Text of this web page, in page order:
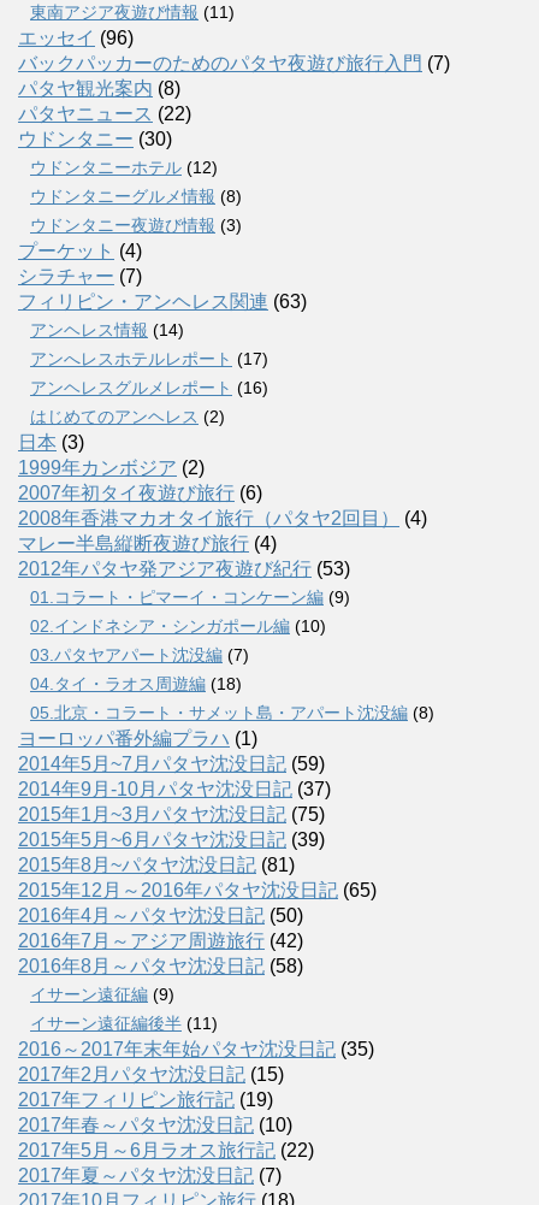
東南アジア夜遊び情報 (11)
エッセイ (96)
バックパッカーのためのパタヤ夜遊び旅行入門 (7)
パタヤ観光案内 (8)
パタヤニュース (22)
ウドンタニー (30)
ウドンタニーホテル (12)
ウドンタニーグルメ情報 (8)
ウドンタニー夜遊び情報 (3)
プーケット (4)
シラチャー (7)
フィリピン・アンヘレス関連 (63)
アンヘレス情報 (14)
アンへレスホテルレポート (17)
アンヘレスグルメレポート (16)
はじめてのアンヘレス (2)
日本 (3)
1999年カンボジア (2)
2007年初タイ夜遊び旅行 (6)
2008年香港マカオタイ旅行（パタヤ2回目）
(4)
マレー半島縦断夜遊び旅行 (4)
2012年パタヤ発アジア夜遊び紀行 (53)
01.コラート・ピマーイ・コンケーン編 (9)
02.インドネシア・シンガポール編 (10)
03.パタヤアパート沈没編 (7)
04.タイ・ラオス周遊編 (18)
05.北京・コラート・サメット島・アパート沈没編 (8)
ヨーロッパ番外編プラハ (1)
2014年5月~7月パタヤ沈没日記 (59)
2014年9月-10月パタヤ沈没日記 (37)
2015年1月~3月パタヤ沈没日記 (75)
2015年5月~6月パタヤ沈没日記 (39)
2015年8月~パタヤ沈没日記 (81)
2015年12月～2016年パタヤ沈没日記 (65)
2016年4月～パタヤ沈没日記 (50)
2016年7月～アジア周遊旅行 (42)
2016年8月～パタヤ沈没日記 (58)
イサーン遠征編 (9)
イサーン遠征編後半 (11)
2016～2017年末年始パタヤ沈没日記 (35)
2017年2月パタヤ沈没日記 (15)
2017年フィリピン旅行記 (19)
2017年春～パタヤ沈没日記 (10)
2017年5月～6月ラオス旅行記 (22)
2017年夏～パタヤ沈没日記 (7)
2017年10月フィリピン旅行 (18)